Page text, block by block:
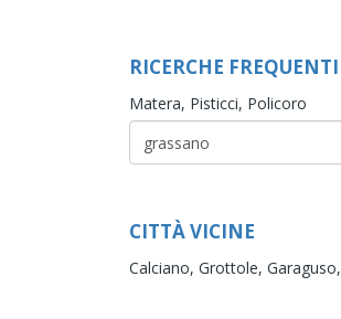
RICERCHE FREQUENTI
Matera, Pisticci, Policoro
CITTÀ VICINE
Calciano, Grottole, Garaguso,